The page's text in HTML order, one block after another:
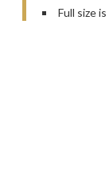
Full size is